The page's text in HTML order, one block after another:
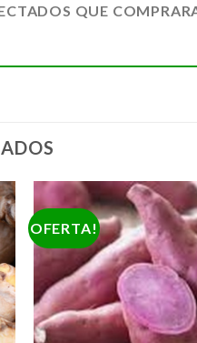
QUE
OFERTA!
A